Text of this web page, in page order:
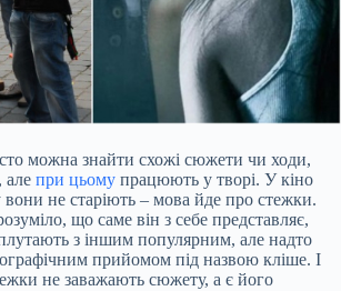
можна знайти схожі сюжети чи ходи,
але при цьому працюють у творі. У кіно
не старіють – мова йде про стежки.
що саме він з себе представляє,
з іншим популярним, але надто
прийомом під назвою кліше. І
не заважають сюжету, а є його